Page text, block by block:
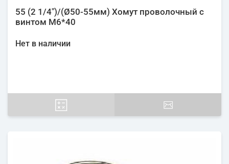
55 (2 1/4")/(Ø50-55мм) Хомут проволочный с
винтом М6*40
Нет в наличии